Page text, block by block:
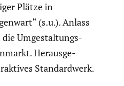
Plätze in
(s.u.). Anlass
die Umgestal­tungs­
Heraus­ge­
Standard­werk.